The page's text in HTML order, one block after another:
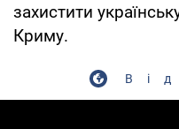
захистити
Криму.